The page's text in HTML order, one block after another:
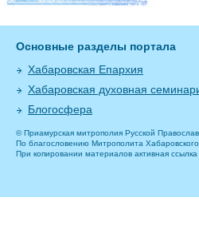
Основные разделы портала
Хабаровская Епархия
Хабаровская духовная
Блогосфера
© Приамурская митрополия Русской
По благословению Митрополита
При копировании материалов активная ссылка